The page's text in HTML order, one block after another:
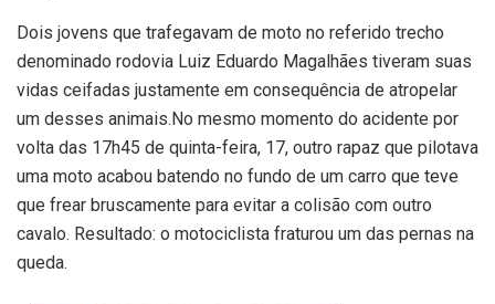
Dois jovens que trafegavam de moto no referido trecho
denominado rodovia Luiz Eduardo Magalhães tiveram suas
vidas ceifadas justamente em consequência de atropelar
um desses animais.No mesmo momento do acidente por
volta das 17h45 de quinta-feira, 17, outro rapaz que pilotava
uma moto acabou batendo no fundo de um carro que teve
que frear bruscamente para evitar a colisão com outro
cavalo. Resultado: o motociclista fraturou um das pernas na
queda.